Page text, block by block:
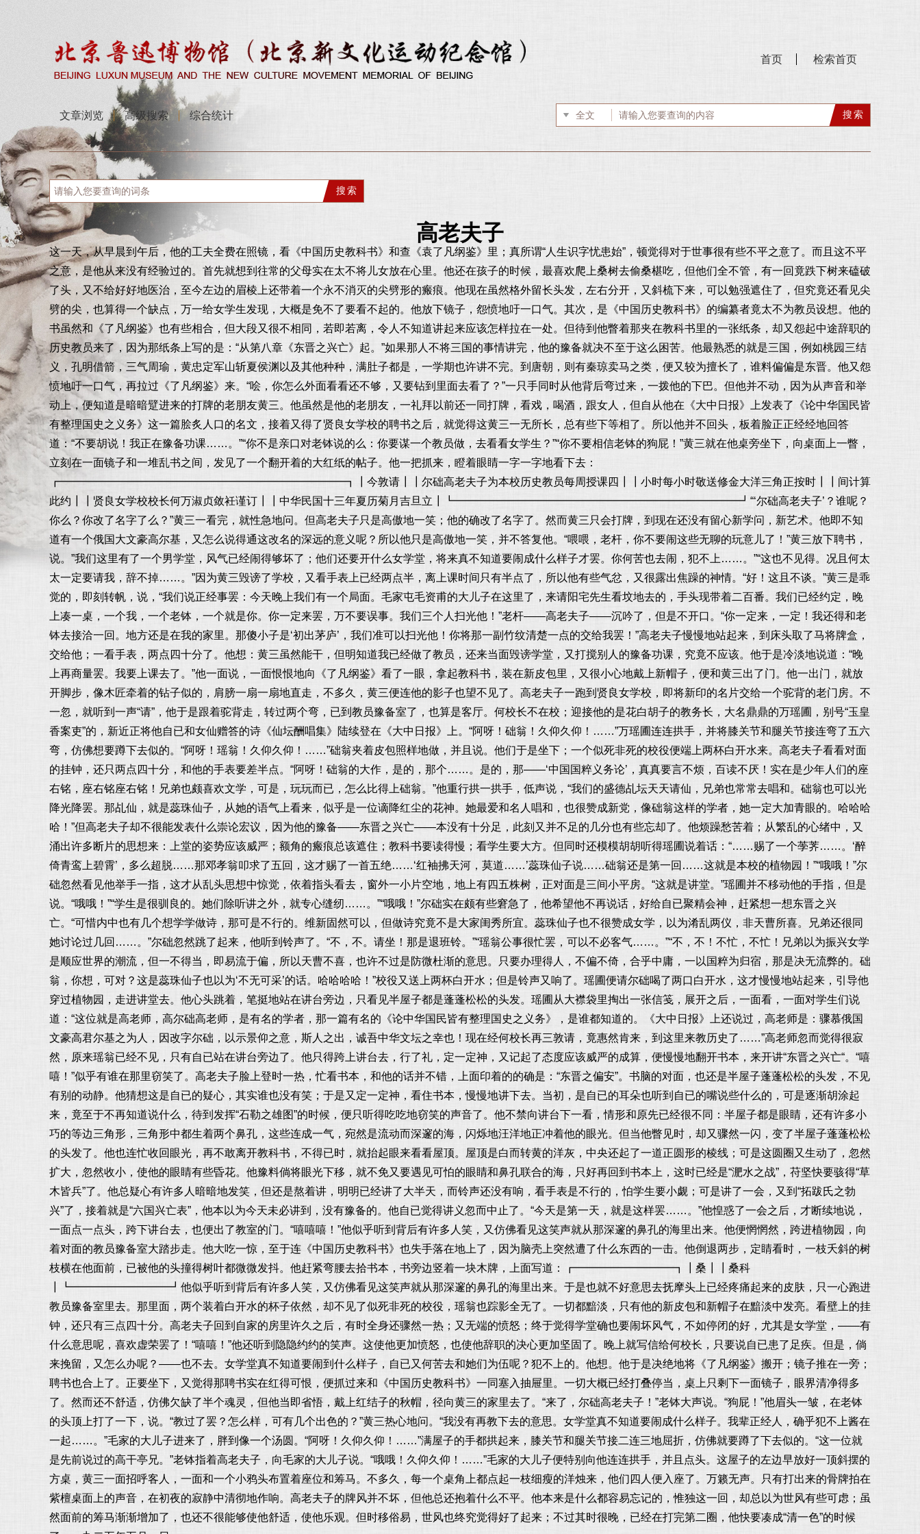
首页 检索首页
文章浏览 高级搜索 综合统计
高老夫子
这一天，从早晨到午后，他的工夫全费在照镜，看《中国历史教科书》和查《袁了凡纲鉴》里；真所谓“人生识字忧患始”，顿觉得对于世事很有些不平之意了。而且这不平
之意，是他从来没有经验过的。首先就想到往常的父母实在太不将儿女放在心里。他还在孩子的时候，最喜欢爬上桑树去偷桑椹吃，但他们全不管，有一回竟跌下树来磕破
了头，又不给好好地医治，至今左边的眉棱上还带着一个永不消灭的尖劈形的瘢痕。他现在虽然格外留长头发，左右分开，又斜梳下来，可以勉强遮住了，但究竟还看见尖
劈的尖，也算得一个缺点，万一给女学生发现，大概是免不了要看不起的。他放下镜子，怨愤地吁一口气。其次，是《中国历史教科书》的编纂者竟太不为教员设想。他的
书虽然和《了凡纲鉴》也有些相合，但大段又很不相同，若即若离，令人不知道讲起来应该怎样拉在一处。但待到他瞥着那夹在教科书里的一张纸条，却又怨起中途辞职的
历史教员来了，因为那纸条上写的是：“从第八章《东晋之兴亡》起。”如果那人不将三国的事情讲完，他的豫备就决不至于这么困苦。他最熟悉的就是三国，例如桃园三结
义，孔明借箭，三气周瑜，黄忠定军山斩夏侯渊以及其他种种，满肚子都是，一学期也许讲不完。到唐朝，则有秦琼卖马之类，便又较为擅长了，谁料偏偏是东晋。他又怨
愤地吁一口气，再拉过《了凡纲鉴》来。“哙，你怎么外面看看还不够，又要钻到里面去看了？”一只手同时从他背后弯过来，一拨他的下巴。但他并不动，因为从声音和举
动上，便知道是暗暗躄进来的打牌的老朋友黄三。他虽然是他的老朋友，一礼拜以前还一同打牌，看戏，喝酒，跟女人，但自从他在《大中日报》上发表了《论中华国民皆
有整理国史之义务》这一篇脍炙人口的名文，接着又得了贤良女学校的聘书之后，就觉得这黄三一无所长，总有些下等相了。所以他并不回头，板着脸正正经经地回答
道：“不要胡说！我正在豫备功课……。”“你不是亲口对老钵说的么：你要谋一个教员做，去看看女学生？”“你不要相信老钵的狗屁！”黄三就在他桌旁坐下，向桌面上一瞥，
立刻在一面镜子和一堆乱书之间，发见了一个翻开着的大红纸的帖子。他一把抓来，瞪着眼睛一字一字地看下去：
┏━━━━━━━━━━━━━━━━━━━━━━━━━━┓┃今敦请┃┃尔础高老夫子为本校历史教员每周授课四┃┃小时每小时敬送修金大洋三角正按时┃┃间计算
此约┃┃贤良女学校校长何万淑贞敛衽谨订┃┃中华民国十三年夏历菊月吉旦立┃┗━━━━━━━━━━━━━━━━━━━━━━━━━━┛“‘尔础高老夫子’？谁呢？
你么？你改了名字了么？”黄三一看完，就性急地问。但高老夫子只是高傲地一笑；他的确改了名字了。然而黄三只会打牌，到现在还没有留心新学问，新艺术。他即不知
道有一个俄国大文豪高尔基，又怎么说得通这改名的深远的意义呢？所以他只是高傲地一笑，并不答复他。“喂喂，老杆，你不要闹这些无聊的玩意儿了！”黄三放下聘书，
说。”我们这里有了一个男学堂，风气已经闹得够坏了；他们还要开什么女学堂，将来真不知道要闹成什么样子才罢。你何苦也去闹，犯不上……。”“这也不见得。况且何太
太一定要请我，辞不掉……。”因为黄三毁谤了学校，又看手表上已经两点半，离上课时间只有半点了，所以他有些气忿，又很露出焦躁的神情。“好！这且不谈。”黄三是乖
觉的，即刻转帆，说，“我们说正经事罢：今天晚上我们有一个局面。毛家屯毛资甫的大儿子在这里了，来请阳宅先生看坟地去的，手头现带着二百番。我们已经约定，晚
上凑一桌，一个我，一个老钵，一个就是你。你一定来罢，万不要误事。我们三个人扫光他！”老杆——高老夫子——沉吟了，但是不开口。“你一定来，一定！我还得和老
钵去接洽一回。地方还是在我的家里。那傻小子是‘初出茅庐’，我们准可以扫光他！你将那一副竹纹清楚一点的交给我罢！”高老夫子慢慢地站起来，到床头取了马将牌盒，
交给他；一看手表，两点四十分了。他想：黄三虽然能干，但明知道我已经做了教员，还来当面毁谤学堂，又打搅别人的豫备功课，究竟不应该。他于是冷淡地说道：“晚
上再商量罢。我要上课去了。”他一面说，一面恨恨地向《了凡纲鉴》看了一眼，拿起教科书，装在新皮包里，又很小心地戴上新帽子，便和黄三出了门。他一出门，就放
开脚步，像木匠牵着的钻子似的，肩膀一扇一扇地直走，不多久，黄三便连他的影子也望不见了。高老夫子一跑到贤良女学校，即将新印的名片交给一个驼背的老门房。不
一忽，就听到一声“请”，他于是跟着驼背走，转过两个弯，已到教员豫备室了，也算是客厅。何校长不在校；迎接他的是花白胡子的教务长，大名鼎鼎的万瑶圃，别号“玉皇
香案吏”的，新近正将他自已和女仙赠答的诗《仙坛酬唱集》陆续登在《大中日报》上。“阿呀！础翁！久仰久仰！……”万瑶圃连连拱手，并将膝关节和腿关节接连弯了五六
弯，仿佛想要蹲下去似的。“阿呀！瑶翁！久仰久仰！……”础翁夹着皮包照样地做，并且说。他们于是坐下；一个似死非死的校役便端上两杯白开水来。高老夫子看看对面
的挂钟，还只两点四十分，和他的手表要差半点。“阿呀！础翁的大作，是的，那个……。是的，那——‘中国国粹义务论’，真真要言不烦，百读不厌！实在是少年人们的座
右铭，座右铭座右铭！兄弟也颇喜欢文学，可是，玩玩而已，怎么比得上础翁。”他重行拱一拱手，低声说，“我们的盛德乩坛天天请仙，兄弟也常常去唱和。础翁也可以光
降光降罢。那乩仙，就是蕊珠仙子，从她的语气上看来，似乎是一位谪降红尘的花神。她最爱和名人唱和，也很赞成新党，像础翁这样的学者，她一定大加青眼的。哈哈哈
哈！”但高老夫子却不很能发表什么崇论宏议，因为他的豫备——东晋之兴亡——本没有十分足，此刻又并不足的几分也有些忘却了。他烦躁愁苦着；从繁乱的心绪中，又
涌出许多断片的思想来：上堂的姿势应该威严；额角的瘢痕总该遮住；教科书要读得慢；看学生要大方。但同时还模模胡胡听得瑶圃说着话：“……赐了一个荸荠……。‘醉
倚青鸾上碧霄’，多么超脱……那邓孝翁叩求了五回，这才赐了一首五绝……‘红袖拂天河，莫道……’蕊珠仙子说……础翁还是第一回……这就是本校的植物园！”“哦哦！”尔
础忽然看见他举手一指，这才从乱头思想中惊觉，依着指头看去，窗外一小片空地，地上有四五株树，正对面是三间小平房。“这就是讲堂。”瑶圃并不移动他的手指，但是
说。“哦哦！”“学生是很驯良的。她们除听讲之外，就专心缝纫……。”“哦哦！”尔础实在颇有些窘急了，他希望他不再说话，好给自已聚精会神，赶紧想一想东晋之兴
亡。“可惜内中也有几个想学学做诗，那可是不行的。维新固然可以，但做诗究竟不是大家闺秀所宜。蕊珠仙子也不很赞成女学，以为淆乱两仪，非天曹所喜。兄弟还很同
她讨论过几回……。”尔础忽然跳了起来，他听到铃声了。“不，不。请坐！那是退班铃。”“瑶翁公事很忙罢，可以不必客气……。”“不，不！不忙，不忙！兄弟以为振兴女学
是顺应世界的潮流，但一不得当，即易流于偏，所以天曹不喜，也许不过是防微杜渐的意思。只要办理得人，不偏不倚，合乎中庸，一以国粹为归宿，那是决无流弊的。础
翁，你想，可对？这是蕊珠仙子也以为‘不无可采’的话。哈哈哈哈！”校役又送上两杯白开水；但是铃声又响了。瑶圃便请尔础喝了两口白开水，这才慢慢地站起来，引导他
穿过植物园，走进讲堂去。他心头跳着，笔挺地站在讲台旁边，只看见半屋子都是蓬蓬松松的头发。瑶圃从大襟袋里掏出一张信笺，展开之后，一面看，一面对学生们说
道：“这位就是高老师，高尔础高老师，是有名的学者，那一篇有名的《论中华国民皆有整理国史之义务》，是谁都知道的。《大中日报》上还说过，高老师是：骤慕俄国
文豪高君尔基之为人，因改字尔础，以示景仰之意，斯人之出，诚吾中华文坛之幸也！现在经何校长再三敦请，竟惠然肯来，到这里来教历史了……”高老师忽而觉得很寂
然，原来瑶翁已经不见，只有自已站在讲台旁边了。他只得跨上讲台去，行了礼，定一定神，又记起了态度应该威严的成算，便慢慢地翻开书本，来开讲“东晋之兴亡“。“嘻
嘻！”似乎有谁在那里窃笑了。高老夫子脸上登时一热，忙看书本，和他的话并不错，上面印着的的确是：“东晋之偏安”。书脑的对面，也还是半屋子蓬蓬松松的头发，不见
有别的动静。他猜想这是自已的疑心，其实谁也没有笑；于是又定一定神，看住书本，慢慢地讲下去。当初，是自已的耳朵也听到自已的嘴说些什么的，可是逐渐胡涂起
来，竟至于不再知道说什么，待到发挥“石勒之雄图”的时候，便只听得吃吃地窃笑的声音了。他不禁向讲台下一看，情形和原先已经很不同：半屋子都是眼睛，还有许多小
巧的等边三角形，三角形中都生着两个鼻孔，这些连成一气，宛然是流动而深邃的海，闪烁地汪洋地正冲着他的眼光。但当他瞥见时，却又骤然一闪，变了半屋子蓬蓬松松
的头发了。他也连忙收回眼光，再不敢离开教科书，不得已时，就抬起眼来看看屋顶。屋顶是白而转黄的洋灰，中央还起了一道正圆形的棱线；可是这圆圈又生动了，忽然
扩大，忽然收小，使他的眼睛有些昏花。他豫料倘将眼光下移，就不免又要遇见可怕的眼睛和鼻孔联合的海，只好再回到书本上，这时已经是“淝水之战”，苻坚快要骇得“草
木皆兵”了。他总疑心有许多人暗暗地发笑，但还是熬着讲，明明已经讲了大半天，而铃声还没有响，看手表是不行的，怕学生要小觑；可是讲了一会，又到“拓跋氏之勃
兴”了，接着就是“六国兴亡表”，他本以为今天未必讲到，没有豫备的。他自已觉得讲义忽而中止了。“今天是第一天，就是这样罢……。”他惶惑了一会之后，才断续地说，
一面点一点头，跨下讲台去，也便出了教室的门。“嘻嘻嘻！”他似乎听到背后有许多人笑，又仿佛看见这笑声就从那深邃的鼻孔的海里出来。他便惘惘然，跨进植物园，向
着对面的教员豫备室大踏步走。他大吃一惊，至于连《中国历史教科书》也失手落在地上了，因为脑壳上突然遭了什么东西的一击。他倒退两步，定睛看时，一枝夭斜的树
枝横在他面前，已被他的头撞得树叶都微微发抖。他赶紧弯腰去拾书本，书旁边竖着一块木牌，上面写道：┏━━━━━━━━━┓┃桑┃┃桑科
┃┗━━━━━━━━━┛他似乎听到背后有许多人笑，又仿佛看见这笑声就从那深邃的鼻孔的海里出来。于是也就不好意思去抚摩头上已经疼痛起来的皮肤，只一心跑进
教员豫备室里去。那里面，两个装着白开水的杯子依然，却不见了似死非死的校役，瑶翁也踪影全无了。一切都黯淡，只有他的新皮包和新帽子在黯淡中发亮。看壁上的挂
钟，还只有三点四十分。高老夫子回到自家的房里许久之后，有时全身还骤然一热；又无端的愤怒；终于觉得学堂确也要闹坏风气，不如停闭的好，尤其是女学堂，——有
什么意思呢，喜欢虚荣罢了！“嘻嘻！”他还听到隐隐约约的笑声。这使他更加愤怒，也使他辞职的决心更加坚固了。晚上就写信给何校长，只要说自已患了足疾。但是，倘
来挽留，又怎么办呢？——也不去。女学堂真不知道要闹到什么样子，自已又何苦去和她们为伍呢？犯不上的。他想。他于是决绝地将《了凡纲鉴》搬开；镜子推在一旁；
聘书也合上了。正要坐下，又觉得那聘书实在红得可恨，便抓过来和《中国历史教科书》一同塞入抽屉里。一切大概已经打叠停当，桌上只剩下一面镜子，眼界清净得多
了。然而还不舒适，仿佛欠缺了半个魂灵，但他当即省悟，戴上红结子的秋帽，径向黄三的家里去了。“来了，尔础高老夫子！”老钵大声说。“狗屁！”他眉头一皱，在老钵
的头顶上打了一下，说。“教过了罢？怎么样，可有几个出色的？”黄三热心地问。“我没有再教下去的意思。女学堂真不知道要闹成什么样子。我辈正经人，确乎犯不上酱在
一起……。”毛家的大儿子进来了，胖到像一个汤圆。“阿呀！久仰久仰！……”满屋子的手都拱起来，膝关节和腿关节接二连三地屈折，仿佛就要蹲了下去似的。“这一位就
是先前说过的高干亭兄。”老钵指着高老夫子，向毛家的大儿子说。“哦哦！久仰久仰！……”毛家的大儿子便特别向他连连拱手，并且点头。这屋子的左边早放好一顶斜摆的
方桌，黄三一面招呼客人，一面和一个小鸦头布置着座位和筹马。不多久，每一个桌角上都点起一枝细瘦的洋烛来，他们四人便入座了。万籁无声。只有打出来的骨牌拍在
紫檀桌面上的声音，在初夜的寂静中清彻地作响。高老夫子的牌风并不坏，但他总还抱着什么不平。他本来是什么都容易忘记的，惟独这一回，却总以为世风有些可虑；虽
然面前的筹马渐渐增加了，也还不很能够使他舒适，使他乐观。但时移俗易，世风也终究觉得好了起来；不过其时很晚，已经在打完第二圈，他快要凑成“清一色”的时候